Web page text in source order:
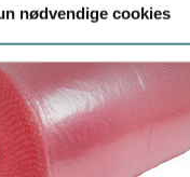
oplysninger om
på hele websitet.
til at optimere
nødvendige cookies